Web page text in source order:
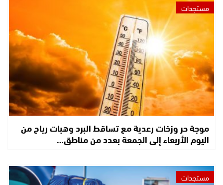
مستجدات
موجة حر وزخات رعدية مع تساقط البرد وهبات رياح من
اليوم الأربعاء إلى الجمعة بعدد من مناطق…
مستجدات